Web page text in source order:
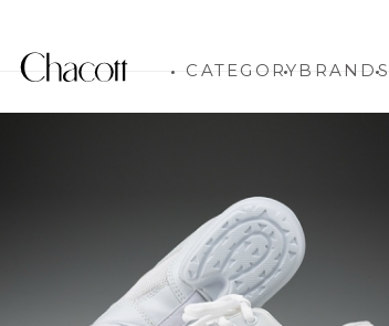
CATEGORYBRANDS